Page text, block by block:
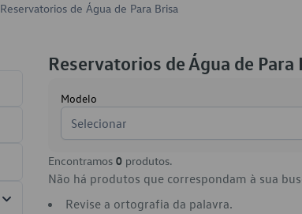
Reservatorios de Água de Para Brisa
Reservatorios de Água de Para
Modelo
Selecionar
Encontramos 0 produtos.
Não há produtos que correspondam à sua
Revise a ortografia da palavra.